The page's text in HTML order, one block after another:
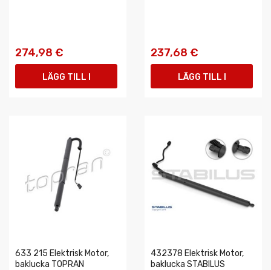
274,98 €
LÄGG TILL I
237,68 €
LÄGG TILL I
633 215 Elektrisk Motor,
baklucka TOPRAN
432378 Elektrisk Motor,
baklucka STABILUS